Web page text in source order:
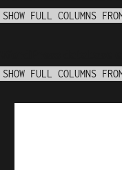
SHOW FULL COLUMNS
SHOW FULL COLUMNS